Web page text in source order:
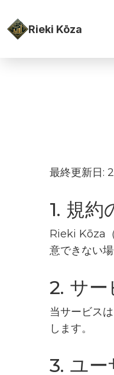
Rieki Kōza
最終更新日:
1. 規約
Rieki Kōza
意できない
2. サ
当サービス
します。
3. ユ